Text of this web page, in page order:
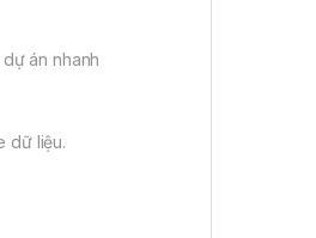
án nhanh
dữ liệu.